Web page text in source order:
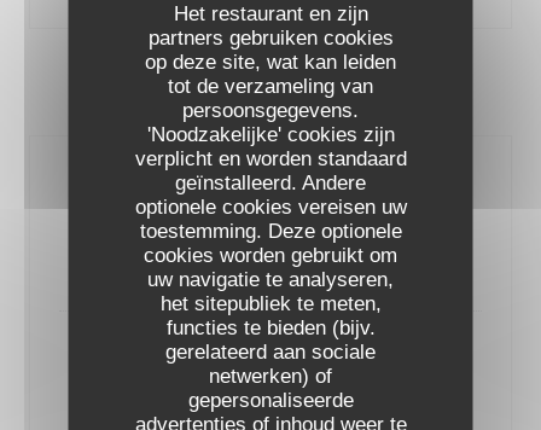
Het restaurant en zijn
partners gebruiken cookies
op deze site, wat kan leiden
tot de verzameling van
persoonsgegevens.
'Noodzakelijke' cookies zijn
verplicht en worden standaard
geïnstalleerd. Andere
optionele cookies vereisen uw
toestemming. Deze optionele
cookies worden gebruikt om
uw navigatie te analyseren,
het sitepubliek te meten,
functies te bieden (bijv.
gerelateerd aan sociale
netwerken) of
gepersonaliseerde
advertenties of inhoud weer te
BLANC
Pinot Grigio
Veneto, Italie - Ronde et franche au fruité tonique
6,00 EUR
12 cl
28,00 EUR
75 cl
Chardonnay
Pays d’Oc - Arômes riches, fruité
12 cl 75 cl